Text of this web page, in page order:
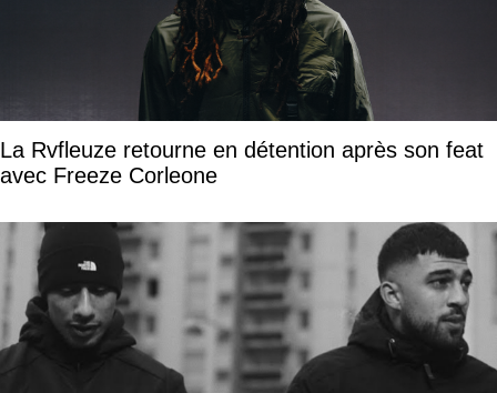
La Rvfleuze retourne en détention après son feat
avec Freeze Corleone